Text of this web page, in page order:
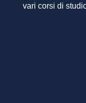
vari corsi di